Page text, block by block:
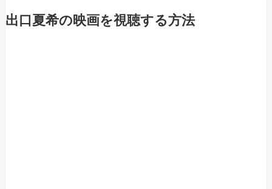
出口夏希の映画を視聴する方法